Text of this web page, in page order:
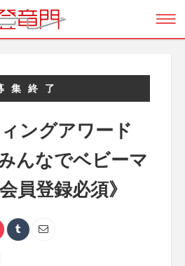
集終了
ングアワード
んなでベビーマ
員登録必須》